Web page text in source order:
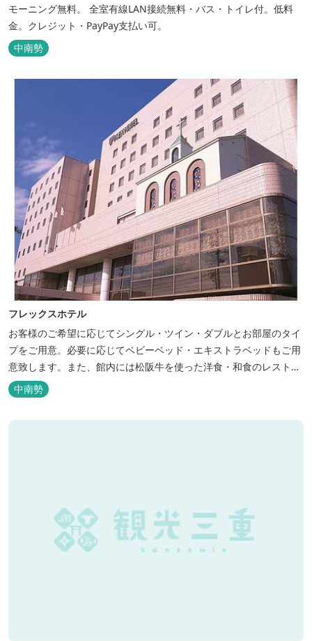
モーニング無料。 全室有線LAN接続無料・バス・トイレ付。低料
金。クレジット・PayPay支払い可。
中南勢
フレックスホテル
お客様のご希望に応じてシングル・ツイン・ダブルとお部屋のタイ
プをご用意。必要に応じてベビーベッド・エキストラベッドもご用
意致します。また、館内には松阪牛を使った洋食・和食のレストラ
ンと喫茶があります。伊勢神宮参拝や、伊勢志摩、東紀州への観光
の拠点にご利用ください。
中南勢